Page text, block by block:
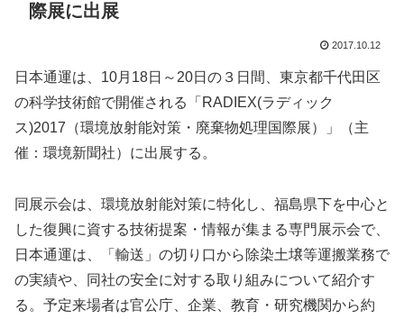
際展に出展
2017.10.12
日本通運は、10月18日～20日の３日間、東京都千代田区
の科学技術館で開催される「RADIEX(ラディック
ス)2017（環境放射能対策・廃棄物処理国際展）」（主
催：環境新聞社）に出展する。
同展示会は、環境放射能対策に特化し、福島県下を中心と
した復興に資する技術提案・情報が集まる専門展示会で、
日本通運は、「輸送」の切り口から除染土壌等運搬業務で
の実績や、同社の安全に対する取り組みについて紹介す
る。予定来場者は官公庁、企業、教育・研究機関から約